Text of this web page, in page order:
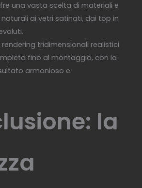
una vasta scelta di materiali e
ai vetri satinati, dai top in
rendering tridimensionali realistici
fino al montaggio, con la
armonioso e
la